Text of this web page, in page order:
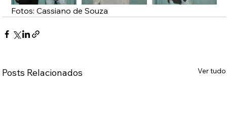
Fotos: Cassiano de Souza
Posts Relacionados Ver tudo